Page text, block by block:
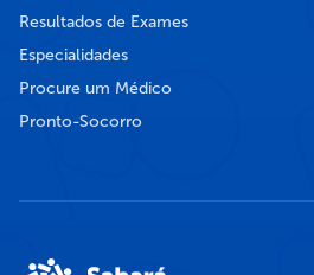
Resultados de Exames
Especialidades
Procure um Médico
Pronto-Socorro